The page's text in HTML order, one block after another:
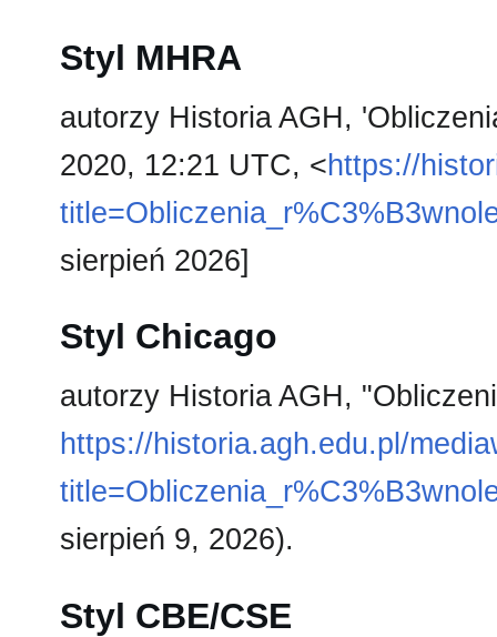
Styl MHRA
autorzy Historia AGH,
2020, 12:21 UTC, <https://
sierpień 2026]
Styl Chicago
autorzy Historia AGH,
https://historia.agh.edu.pl/
sierpień 9, 2026).
Styl CBE/CSE